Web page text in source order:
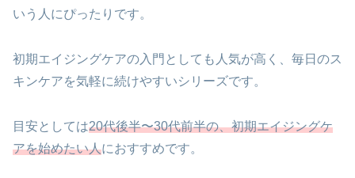
いう人にぴったりです。
初期エイジングケアの入門としても人気が高く、毎日のス
キンケアを気軽に続けやすいシリーズです。
目安としては20代後半〜30代前半の、初期エイジングケ
アを始めたい人におすすめです。